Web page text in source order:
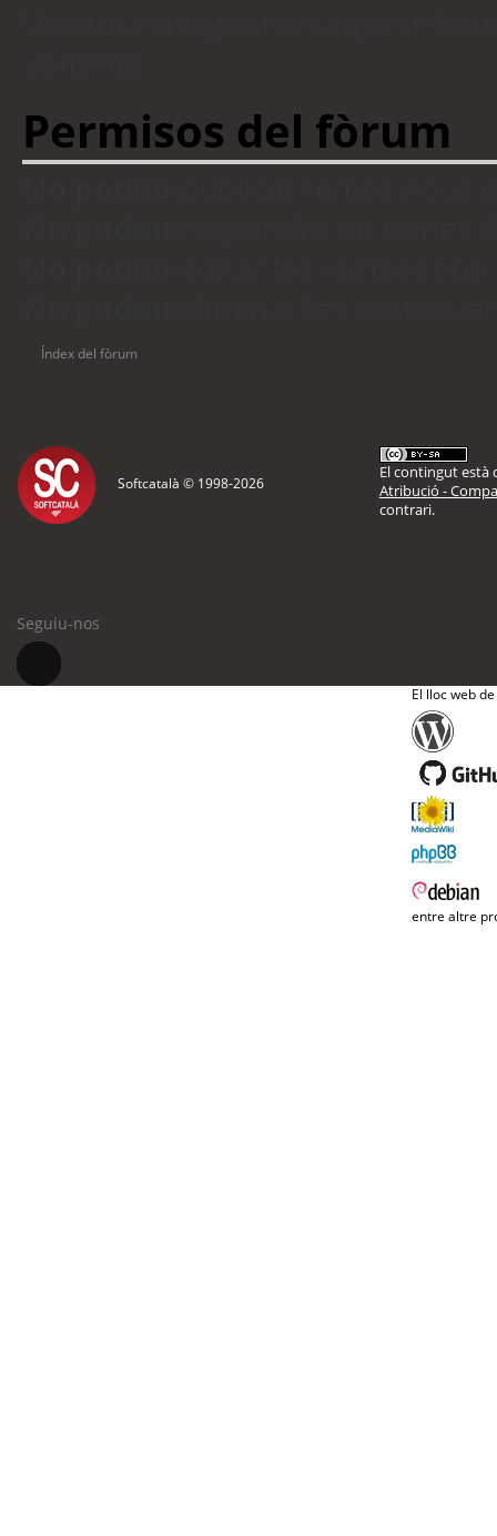
Permisos del fòrum
Índex del fòrum
Softcatalà © 1998-2026
El contingut està
Atribució -
contrari.
Seguiu-nos
El lloc web
entre altre